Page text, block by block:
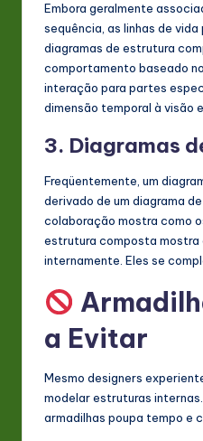
Embora geralmente
sequência, as linhas de
diagramas de estrutura
comportamento baseado
interação para partes
dimensão temporal à visão
3. Diagramas
Freqüentemente, um
derivado de um diagrama
colaboração mostra como
estrutura composta mostra
internamente. Eles se
a Evitar
Mesmo designers
modelar estruturas
armadilhas poupa tempo e